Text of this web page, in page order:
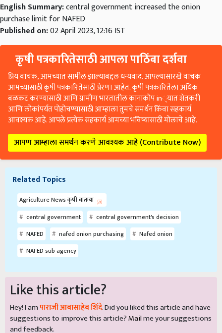
English Summary:central government increased the onion
purchase limit for NAFED
Published on:02 April 2023, 12:16 IST
कृषी पत्रकारितेसाठी आपला पाठिंबा दर्शवा
प्रिय वाचक, आमच्यात सामील झाल्याबद्दल धन्यवाद. आपल्यासारखे वाचक
आमच्यासाठी कृषी पत्रकारितेसाठी प्रेरणा आहेत. कृषी पत्रकारितेला अधिक
बळकट करण्यासाठी आणि ग्रामीण भारतातील कानाकोप in्यात शेतकरी
आणि लोकांपर्यंत पोहोचण्यासाठी आम्हाला तुमचे समर्थन किंवा सहकार्य
आवश्यक आहे. आपले प्रत्येक सहकार्य आमच्या भविष्यासाठी मोलाचे आहे.
आपण आम्हाला समर्थन करणे आवश्यक आहे (Contribute Now)
Related Topics
Agriculture News कृषी बातम्या
central government
central government's decision
NAFED
nafed onion purchasing
Nafed onion
NAFED sub agency
Like this article?
Hey! I amपाराजी आबासाहेब शिंदे. Did you liked this article and have
suggestions to improve this article?Mailme your suggestions
and feedback.